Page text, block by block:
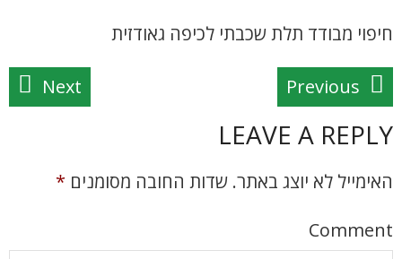
חיפוי מבודד תלת שכבתי לכיפה גאודזית
Previous
Next
LEAVE A REPLY
האימייל לא יוצג באתר. שדות החובה מסומנים *
Comment